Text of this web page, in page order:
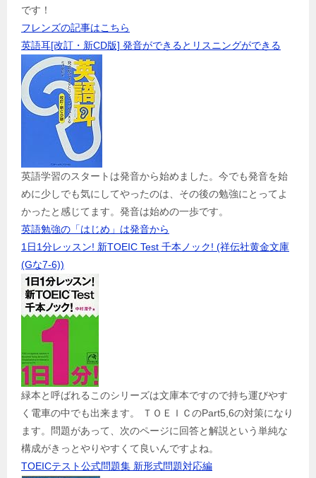
です！
フレンズの記事はこちら
英語耳[改訂・新CD版] 発音ができるとリスニングができる
英語学習のスタートは発音から始めました。今でも発音を始
めに少しでも気にしてやったのは、その後の勉強にとってよ
かったと感じてます。発音は始めの一歩です。
英語勉強の「はじめ」は発音から
1日1分レッスン! 新TOEIC Test 千本ノック! (祥伝社黄金文庫
(Gな7-6))
緑本と呼ばれるこのシリーズは文庫本ですので持ち運びやす
く電車の中でも出来ます。 ＴＯＥＩＣのPart5,6の対策になり
ます。問題があって、次のページに回答と解説という単純な
構成がきっとやりやすくて良いんですよね。
TOEICテスト公式問題集 新形式問題対応編